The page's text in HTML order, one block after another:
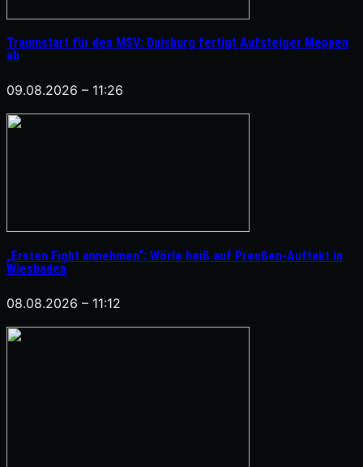
Traumstart für den MSV: Duisburg fertigt Aufsteiger Meppen
ab
09.08.2026 – 11:26
„Ersten Fight annehmen“: Wörle heiß auf Preußen-Auftakt in
Wiesbaden
08.08.2026 – 11:12